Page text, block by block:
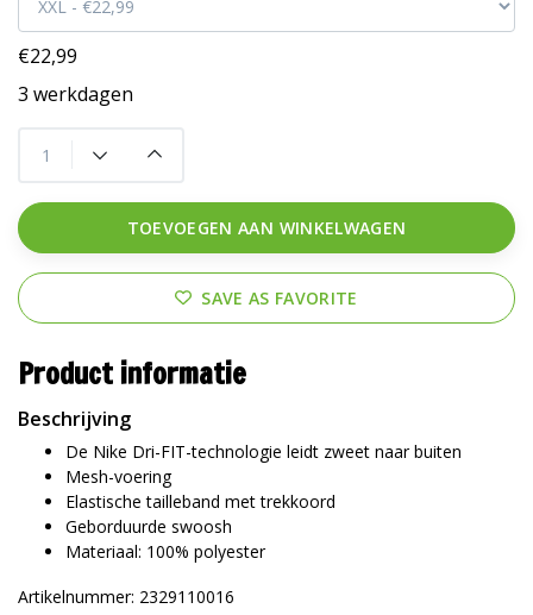
€22,99
3 werkdagen
TOEVOEGEN AAN WINKELWAGEN
SAVE AS FAVORITE
Product informatie
Beschrijving
De Nike Dri-FIT-technologie leidt zweet naar buiten
Mesh-voering
Elastische tailleband met trekkoord
Geborduurde swoosh
Materiaal: 100% polyester
Artikelnummer: 2329110016